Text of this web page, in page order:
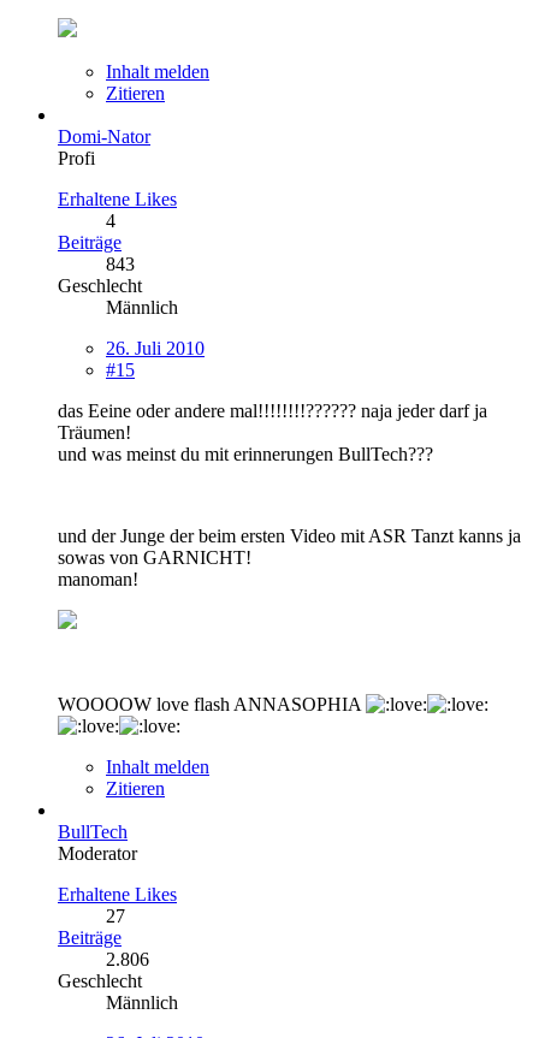
Inhalt melden
Zitieren
Domi-Nator
Profi
Erhaltene Likes
4
Beiträge
843
Geschlecht
Männlich
26. Juli 2010
#15
das Eeine oder andere mal!!!!!!!!?????? naja jeder darf ja
Träumen!
und was meinst du mit erinnerungen BullTech???
und der Junge der beim ersten Video mit ASR Tanzt kanns ja
sowas von GARNICHT!
manoman!
WOOOOW love flash ANNASOPHIA
Inhalt melden
Zitieren
BullTech
Moderator
Erhaltene Likes
27
Beiträge
2.806
Geschlecht
Männlich